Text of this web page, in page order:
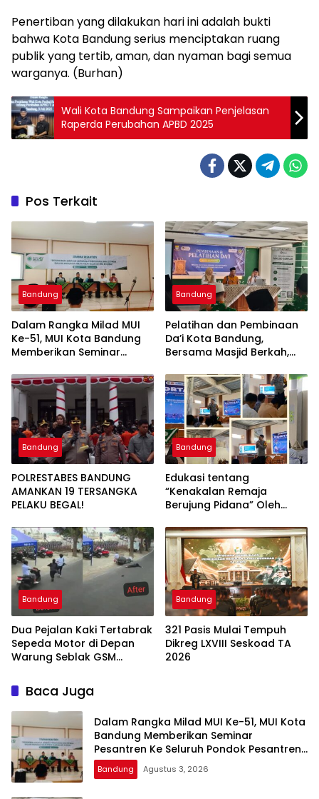
Penertiban yang dilakukan hari ini adalah bukti
bahwa Kota Bandung serius menciptakan ruang
publik yang tertib, aman, dan nyaman bagi semua
warganya. (Burhan)
Wali Kota Bandung Sampaikan Penjelasan
Raperda Perubahan APBD 2025
Pos Terkait
Bandung
Dalam Rangka Milad MUI
Ke-51, MUI Kota Bandung
Memberikan Seminar
Pondok Pesantren di Kota
Bandung
Bandung
Pelatihan dan Pembinaan
Da’i Kota Bandung,
Bersama Masjid Berkah,
Bandung
POLRESTABES BANDUNG
AMANKAN 19 TERSANGKA
PELAKU BEGAL!
Bandung
Edukasi tentang
“Kenakalan Remaja
Berujung Pidana” Oleh
Kota Bandung di SMK
Muhammadiyah 3
Bandung
Bandung
Dua Pejalan Kaki Tertabrak
Sepeda Motor di Depan
Warung Seblak GSM
Sempat Mengalami Kejang
Bandung
321 Pasis Mulai Tempuh
Dikreg LXVIII Seskoad TA
2026
Baca Juga
Dalam Rangka Milad MUI Ke-51, MUI Kota
Bandung Memberikan Seminar
Pesantren Ke Seluruh Pondok Pesantren
di Kota Bandung
Bandung Agustus 3, 2026